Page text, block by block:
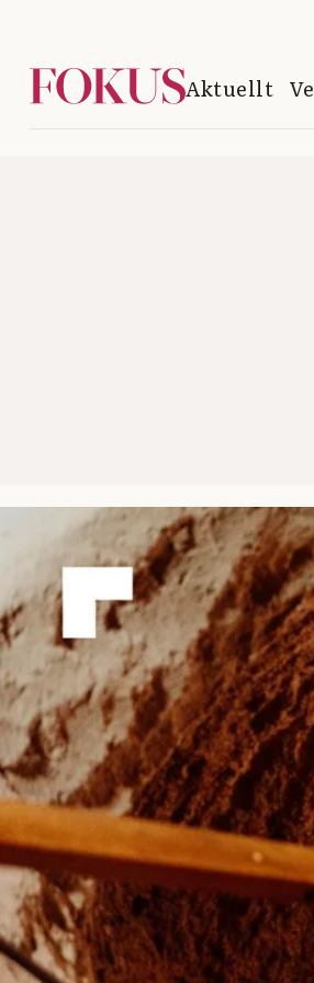
Aktuellt